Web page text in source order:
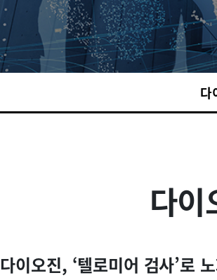
다
다이
다이오진, ‘텔로미어 검사’로